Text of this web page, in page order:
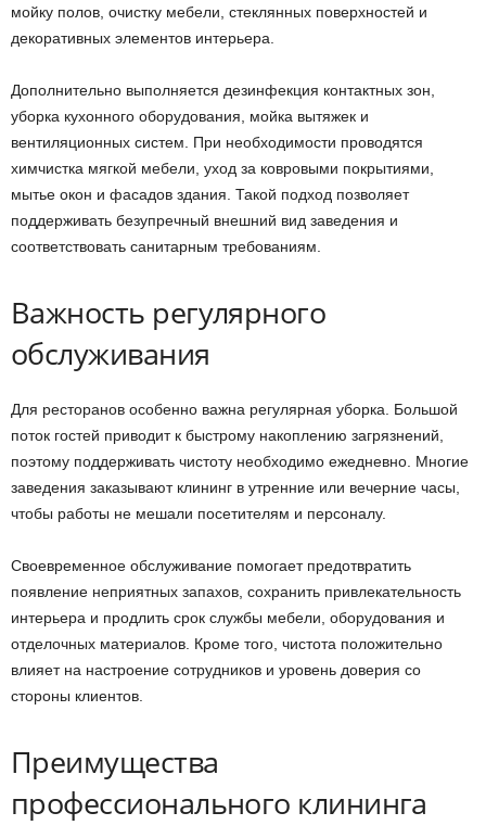
мойку полов, очистку мебели, стеклянных поверхностей и
декоративных элементов интерьера.
Дополнительно выполняется дезинфекция контактных зон,
уборка кухонного оборудования, мойка вытяжек и
вентиляционных систем. При необходимости проводятся
химчистка мягкой мебели, уход за ковровыми покрытиями,
мытье окон и фасадов здания. Такой подход позволяет
поддерживать безупречный внешний вид заведения и
соответствовать санитарным требованиям.
Важность регулярного
обслуживания
Для ресторанов особенно важна регулярная уборка. Большой
поток гостей приводит к быстрому накоплению загрязнений,
поэтому поддерживать чистоту необходимо ежедневно. Многие
заведения заказывают клининг в утренние или вечерние часы,
чтобы работы не мешали посетителям и персоналу.
Своевременное обслуживание помогает предотвратить
появление неприятных запахов, сохранить привлекательность
интерьера и продлить срок службы мебели, оборудования и
отделочных материалов. Кроме того, чистота положительно
влияет на настроение сотрудников и уровень доверия со
стороны клиентов.
Преимущества
профессионального клининга